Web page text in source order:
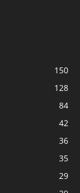
150
128
84
42
36
35
29